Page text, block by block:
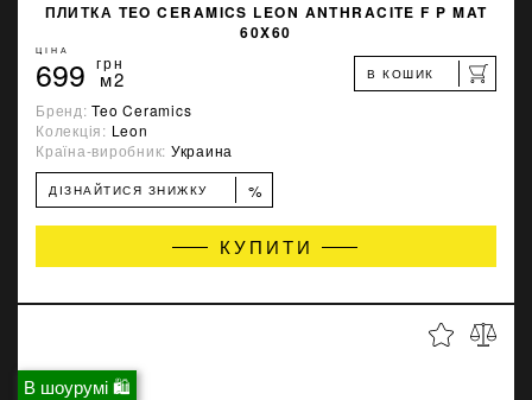
ПЛИТКА TEO CERAMICS LEON ANTHRACITE F P MAT
60X60
ЦІНА
699 грн
м2 В КОШИК
Бренд:Teo Ceramics
Колекція: Leon
Країна-виробник: Украина
ДІЗНАЙТИСЯ ЗНИЖКУ %
КУПИТИ
В шоурумі 🛍